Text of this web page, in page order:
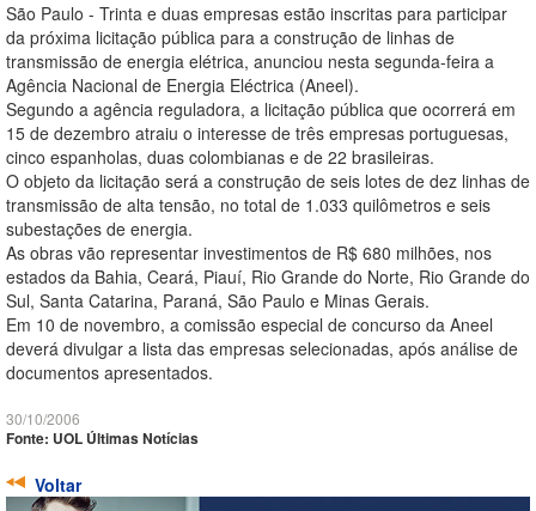
São Paulo - Trinta e duas empresas estão inscritas para participar
da próxima licitação pública para a construção de linhas de
transmissão de energia elétrica, anunciou nesta segunda-feira a
Agência Nacional de Energia Eléctrica (Aneel).
Segundo a agência reguladora, a licitação pública que ocorrerá em
15 de dezembro atraiu o interesse de três empresas portuguesas,
cinco espanholas, duas colombianas e de 22 brasileiras.
O objeto da licitação será a construção de seis lotes de dez linhas de
transmissão de alta tensão, no total de 1.033 quilômetros e seis
subestações de energia.
As obras vão representar investimentos de R$ 680 milhões, nos
estados da Bahia, Ceará, Piauí, Rio Grande do Norte, Rio Grande do
Sul, Santa Catarina, Paraná, São Paulo e Minas Gerais.
Em 10 de novembro, a comissão especial de concurso da Aneel
deverá divulgar a lista das empresas selecionadas, após análise de
documentos apresentados.
30/10/2006
Fonte: UOL Últimas Notícias
Voltar